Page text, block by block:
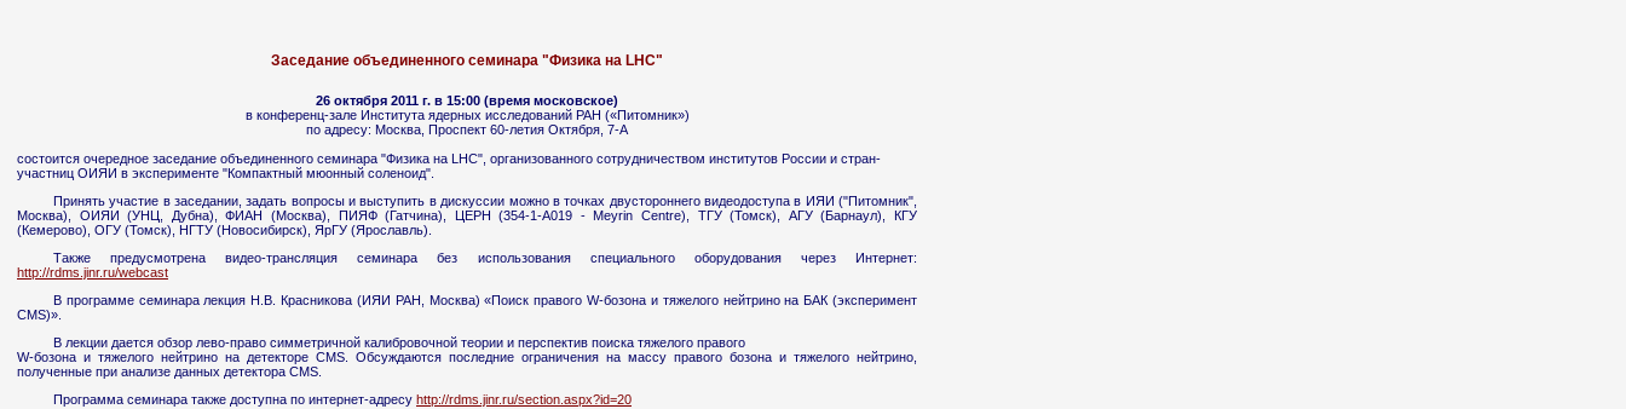
Заседание объединенного семинара "Физика на LHC"
26 октября 2011 г. в 15:00 (время московское)
в конференц-зале Института ядерных исследований РАН («Питомник»)
по адресу: Москва, Проспект 60-летия Октября, 7-А
состоится очередное заседание объединенного семинара "Физика на LHC", организованного сотрудничеством институтов России и стран-
участниц ОИЯИ в эксперименте "Компактный мюонный соленоид".
Принять участие в заседании, задать вопросы и выступить в дискуссии можно в точках двустороннего видеодоступа в ИЯИ ("Питомник",
Москва), ОИЯИ (УНЦ, Дубна), ФИАН (Москва), ПИЯФ (Гатчина), ЦЕРН (354-1-А019 - Meyrin Centre), ТГУ (Томск), АГУ (Барнаул), КГУ
(Кемерово), ОГУ (Томск), НГТУ (Новосибирск), ЯрГУ (Ярославль).
Также предусмотрена видео-трансляция cеминара без использования специального оборудования через Интернет:
http://rdms.jinr.ru/webcast
В программе семинара лекция Н.В. Красникова (ИЯИ РАН, Москва) «Поиск правого W-бозона и тяжелого нейтрино на БАК (эксперимент
CMS)».
В лекции дается обзор лево-право симметричной калибровочной теории и перспектив поиска тяжелого правого
W-бозона и тяжелого нейтрино на детекторе CMS. Обсуждаются последние ограничения на массу правого бозона и тяжелого нейтрино,
полученные при анализе данных детектора CMS.
Программа cеминара также доступна по интернет-адресу http://rdms.jinr.ru/section.aspx?id=20